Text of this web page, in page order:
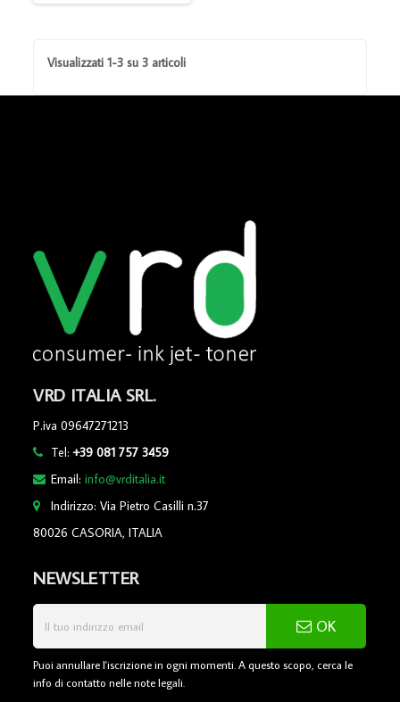
Visualizzati 1-3 su 3 articoli
VRD ITALIA SRL.
P.iva 09647271213
Tel:+39 081 757 3459
Email:info@vrditalia.it
Indirizzo: Via Pietro Casilli n.37
80026 CASORIA, ITALIA
NEWSLETTER
OK
Puoi annullare l'iscrizione in ogni momenti. A questo scopo, cerca le
info di contatto nelle note legali.